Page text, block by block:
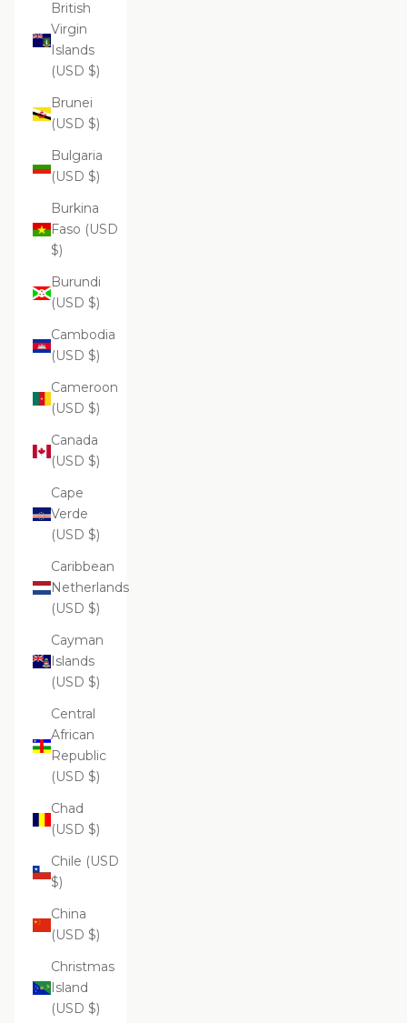
British
Virgin
Islands
(USD $)
Brunei
(USD $)
Bulgaria
(USD $)
Burkina
Faso (USD
$)
Burundi
(USD $)
Cambodia
(USD $)
Cameroon
(USD $)
Canada
(USD $)
Cape
Verde
(USD $)
Caribbean
Netherlands
(USD $)
Cayman
Islands
(USD $)
Central
African
Republic
(USD $)
Chad
(USD $)
Chile (USD
$)
China
(USD $)
Christmas
Island
(USD $)